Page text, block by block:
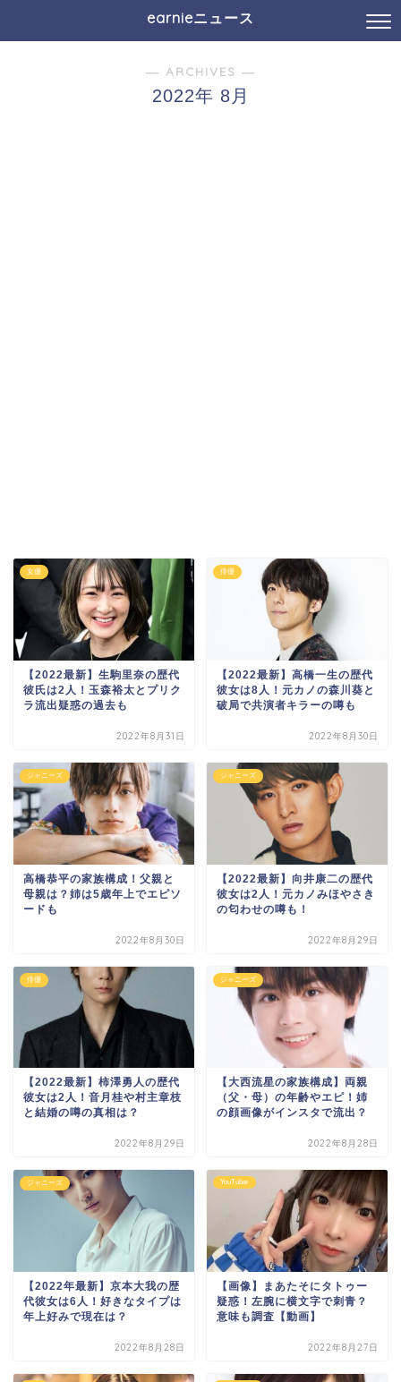
earnieニュース
― ARCHIVES ―
2022年 8月
女優
【2022最新】生駒里奈の歴代
彼氏は2人！玉森裕太とプリク
ラ流出疑惑の過去も
2022年8月31日
俳優
【2022最新】高橋一生の歴代
彼女は8人！元カノの森川葵と
破局で共演者キラーの噂も
2022年8月30日
ジャニーズ
高橋恭平の家族構成！父親と
母親は？姉は5歳年上でエピソ
ードも
2022年8月30日
ジャニーズ
【2022最新】向井康二の歴代
彼女は2人！元カノみほやさき
の匂わせの噂も！
2022年8月29日
俳優
【2022最新】柿澤勇人の歴代
彼女は2人！音月桂や村主章枝
と結婚の噂の真相は？
2022年8月29日
ジャニーズ
【大西流星の家族構成】両親
（父・母）の年齢やエピ！姉
の顔画像がインスタで流出？
2022年8月28日
ジャニーズ
【2022年最新】京本大我の歴
代彼女は6人！好きなタイプは
年上好みで現在は？
2022年8月28日
YouTuber
【画像】まあたそにタトゥー
疑惑！左腕に横文字で刺青？
意味も調査【動画】
2022年8月27日